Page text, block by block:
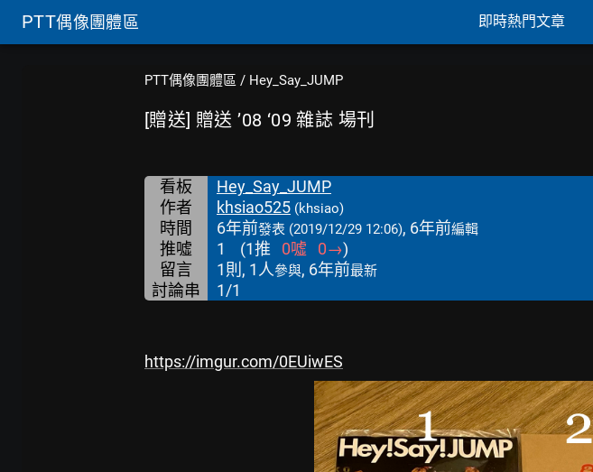
PTT偶像團體區 即時熱門文章
PTT偶像團體區 / Hey_Say_JUMP
[贈送] 贈送 ’08 ‘09 雜誌 場刊
看板
Hey_Say_JUMP
作者
khsiao525 (khsiao)
時間 6年前發表 (2019/12/29 12:06), 6年前編輯
推噓 1 (1推 0噓 0→)
留言
1則, 1人參與, 6年前最新
討論串 1/1
https://imgur.com/0EUiwES